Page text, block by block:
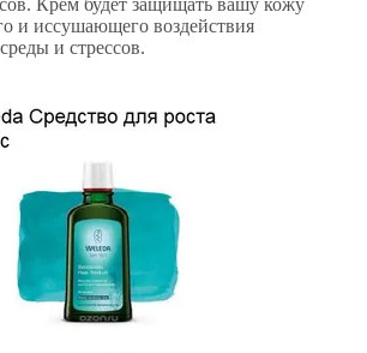
Крем будет защищать вашу кожу
и иссушающего воздействия
и стрессов.